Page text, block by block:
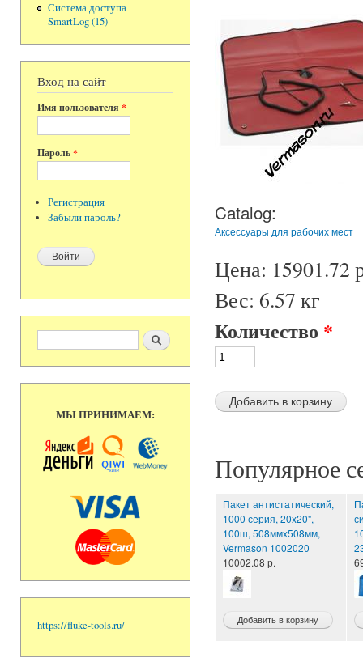
Система доступа
SmartLog (15)
Вход на сайт
Имя пользователя *
Пароль*
Регистрация
Забыли пароль?
Форма поиска Поиск
МЫ ПРИНИМАЕМ:
https://fluke-tools.ru/
Catalog:
Аксессуары для рабочих мест
Цена: 15901.72
Вес: 6.57 кг
Количество *
Популярное
Пакет антистатический,
1000 серия, 20x20",
100ш, 508ммx508мм,
Vermason 1002020
10002.08 р.